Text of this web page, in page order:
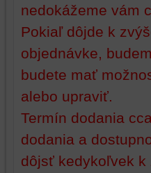
nedokážeme vám
Pokiaľ dôjde k
objednávke,
budete mať
alebo upraviť.
Termín dodania
dodania a
dôjsť kedykoľvek k